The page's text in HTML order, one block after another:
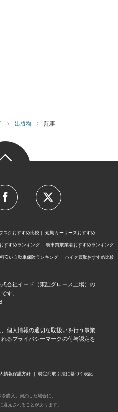
› 出版物 › 記事
スクおすすめ比較 短期カーリースおすすめ
すすめランキング 廃車買取業者おすすめランキング
安い自動車保険ランキング バイク買取おすすめ比較
会社イード（東証グロース上場）の
す。
個人情報の適切な取扱いを行う事業
るプライバシーマークの付与認定を
情報保護方針 特定商取引法に基づく表記
購入、契約した場合に、
元されることがあります。